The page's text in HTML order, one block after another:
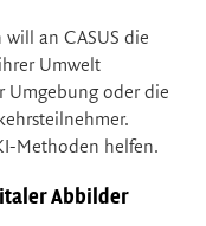
an CASUS die
Umwelt
Umgebung oder die
Methoden helfen.
Abbilder